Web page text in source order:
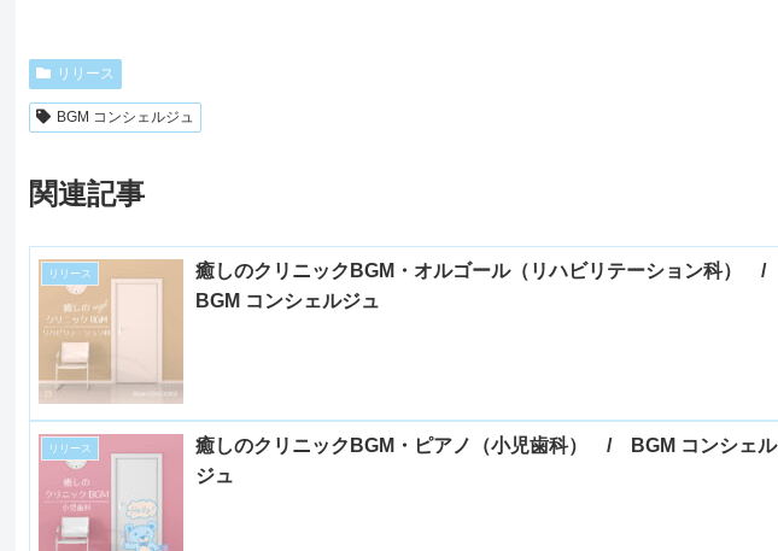
リリース
BGM コンシェルジュ
関連記事
リリース
癒しのクリニックBGM・オルゴール（リハビリテーション科） /
BGM コンシェルジュ
リリース
癒しのクリニックBGM・ピアノ（小児歯科） / BGM コンシェル
ジュ